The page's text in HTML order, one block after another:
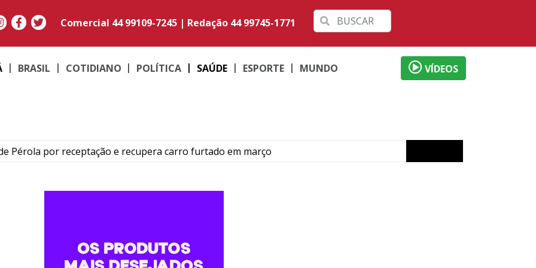
Comercial 44 99109-7245 | Redação 44 99745-1771
BRASIL COTIDIANO POLÍTICA SAÚDE ESPORTE MUNDO VÍDEOS
Pérola por receptação e recupera carro furtado em março
maconha e PM apreende moto adulterada em Perobal